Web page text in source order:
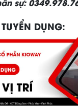
DỤNG: